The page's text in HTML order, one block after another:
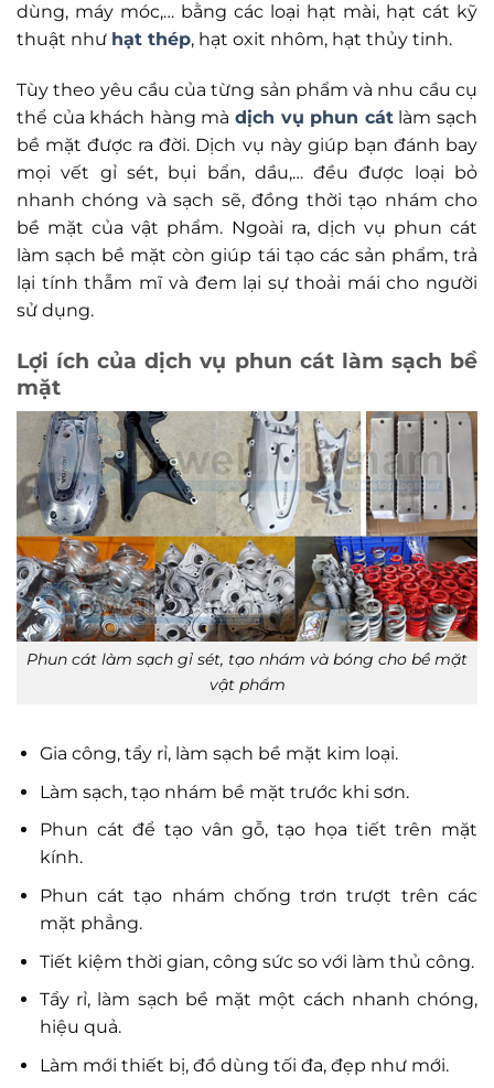
dùng, máy móc,… bằng các loại hạt mài, hạt cát kỹ
thuật như hạt thép, hạt oxit nhôm, hạt thủy tinh.
Tùy theo yêu cầu của từng sản phẩm và nhu cầu cụ
thể của khách hàng mà dịch vụ phun cátlàm sạch
bề mặt được ra đời. Dịch vụ này giúp bạn đánh bay
mọi vết gỉ sét, bụi bẩn, dầu,… đều được loại bỏ
nhanh chóng và sạch sẽ, đồng thời tạo nhám cho
bề mặt của vật phẩm. Ngoài ra, dịch vụ phun cát
làm sạch bề mặt còn giúp tái tạo các sản phẩm, trả
lại tính thẫm mĩ và đem lại sự thoải mái cho người
sử dụng.
Lợi ích của dịch vụ phun cát làm sạch bề
mặt
Phun cát làm sạch gỉ sét, tạo nhám và bóng cho bề mặt
vật phẩm
Gia công, tẩy rỉ, làm sạch bề mặt kim loại.
Làm sạch, tạo nhám bề mặt trước khi sơn.
Phun cát để tạo vân gỗ, tạo họa tiết trên mặt
kính.
Phun cát tạo nhám chống trơn trượt trên các
mặt phẳng.
Tiết kiệm thời gian, công sức so với làm thủ công.
Tẩy rỉ, làm sạch bề mặt một cách nhanh chóng,
hiệu quả.
Làm mới thiết bị, đồ dùng tối đa, đẹp như mới.